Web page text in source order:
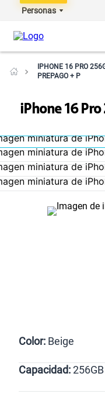
Personas
IPHONE 16 PRO
PREPAGO + P
iPhone 16
Color: Beige
Capacidad:256GB